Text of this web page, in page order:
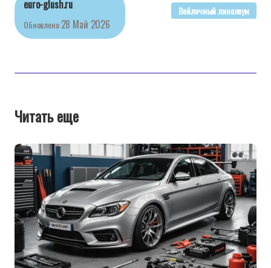
euro-glush.ru
Обновлено 28 Май 2026
Войлочный линолеум
Читать еще